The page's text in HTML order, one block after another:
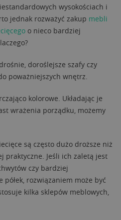
wysokościach i
jednak rozważyć zakup mebli
o nieco bardziej
doroślejsze szafy czy
poważniejszych wnętrz.
kolorowe. Układając je
wrażenia porządku, możemy
są często dużo droższe niż
praktyczne. Jeśli ich zaletą jest
czy bardziej
rozwiązaniem może być
kilka sklepów meblowych,